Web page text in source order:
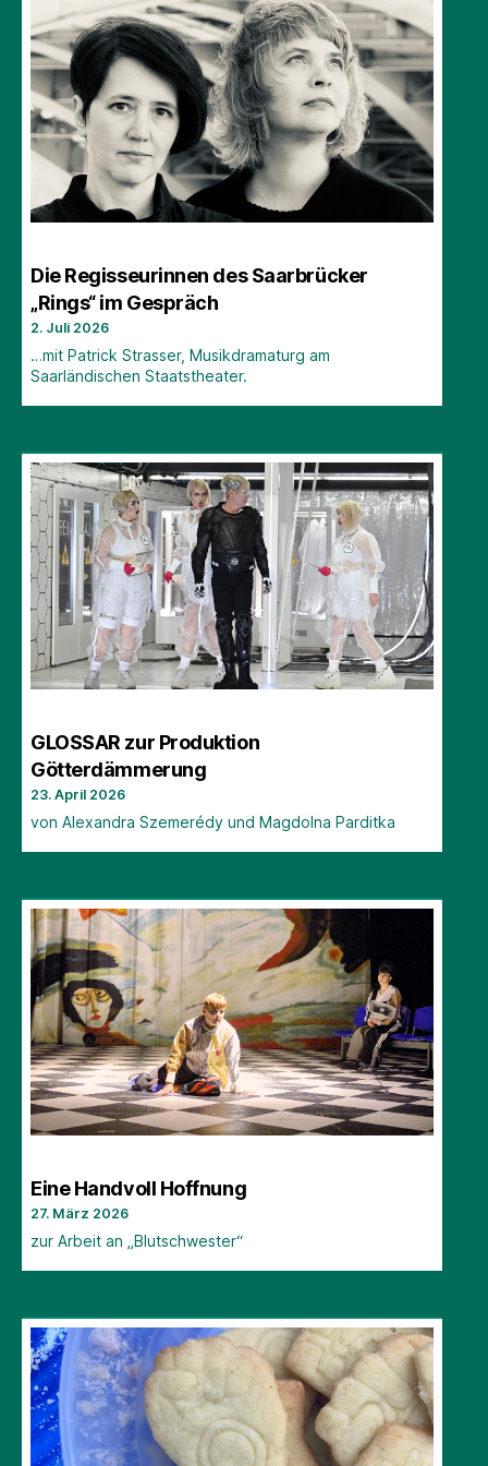
Die Regisseurinnen des Saarbrücker
„Rings“ im Gespräch
2. Juli 2026
…mit Patrick Strasser, Musikdramaturg am
Saarländischen Staatstheater.
GLOSSAR zur Produktion
Götterdämmerung
23. April 2026
von Alexandra Szemerédy und Magdolna Parditka
Eine Handvoll Hoffnung
27. März 2026
zur Arbeit an „Blutschwester“